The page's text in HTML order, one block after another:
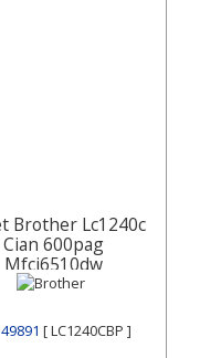
Brother Lc1240c
Cian 600pag
Mfcj6510dw
Mfcj6710dw
[ LC1240CBP ]